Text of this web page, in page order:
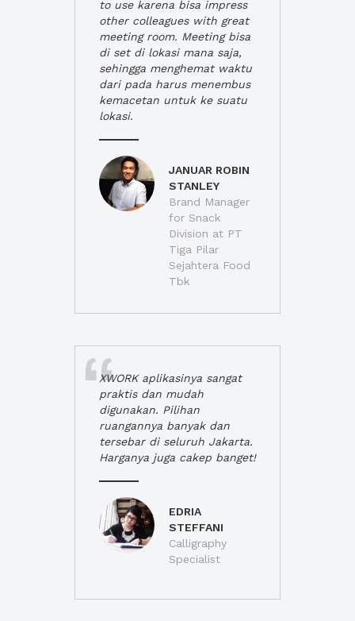
to use karena bisa impress
other colleagues with great
meeting room. Meeting bisa
di set di lokasi mana saja,
sehingga menghemat waktu
dari pada harus menembus
kemacetan untuk ke suatu
lokasi.
JANUAR ROBIN
STANLEY
Brand Manager
for Snack
Division at PT
Tiga Pilar
Sejahtera Food
Tbk
XWORK aplikasinya sangat
praktis dan mudah
digunakan. Pilihan
ruangannya banyak dan
tersebar di seluruh Jakarta.
Harganya juga cakep banget!
EDRIA
STEFFANI
Calligraphy
Specialist